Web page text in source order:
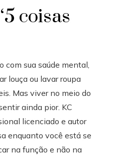
coisas
com sua saúde mental,
louça ou lavar roupa
Mas viver no meio do
ainda pior. KC
licenciado e autor
enquanto você está se
na função e não na